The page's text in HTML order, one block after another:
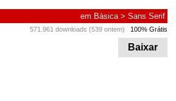
em Básica> Sans Serif
571.961 downloads (539 ontem) 100% Grátis
Baixar